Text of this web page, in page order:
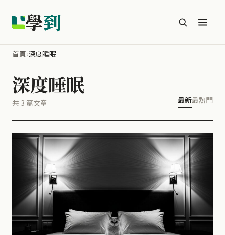
學到
首頁›深度睡眠
深度睡眠
共 3 篇文章 最新最熱門